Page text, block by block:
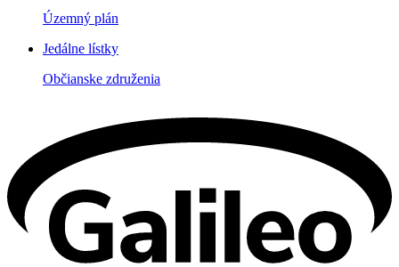
Územný plán
Jedálne lístky
Občianske združenia